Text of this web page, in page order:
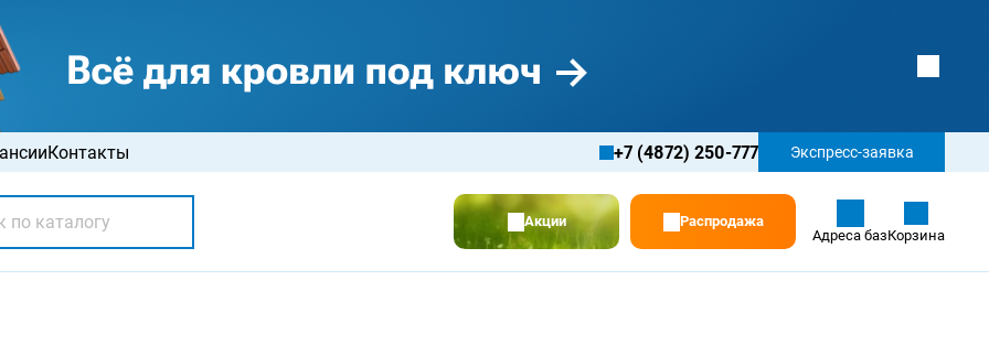
Контакты +7 (4872) 250-777 Экспресс-заявка
Акции
Распродажа
Адреса базКорзина